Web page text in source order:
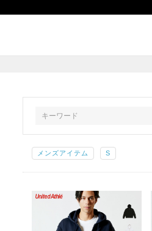
メンズアイテム S